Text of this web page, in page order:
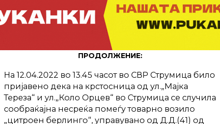
ПРОДОЛЖЕНИЕ:
На 12.04.2022 во 13.45 часот во СВР Струмица било
пријавено дека на крстосница од ул.„Мајка
Тереза“ и ул.„Коло Орцев“ во Струмица се случила
сообраќајна несреќа помеѓу товарно возило
„цитроен берлинго“, управувано од Д.Д.(41) од